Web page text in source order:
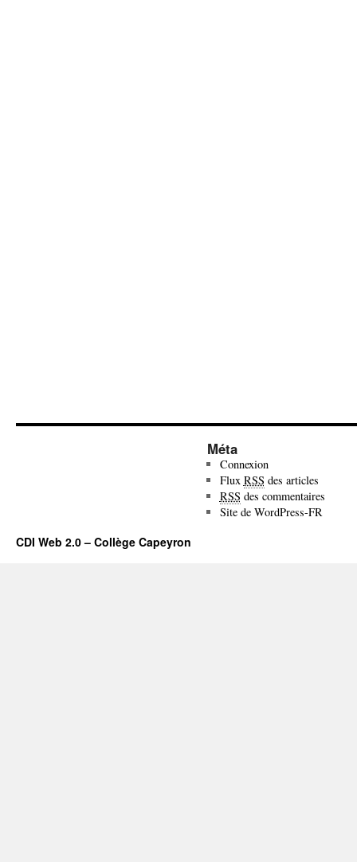
Méta
Connexion
Flux RSS des articles
RSS des commentaires
Site de WordPress-FR
CDI Web 2.0 – Collège Capeyron